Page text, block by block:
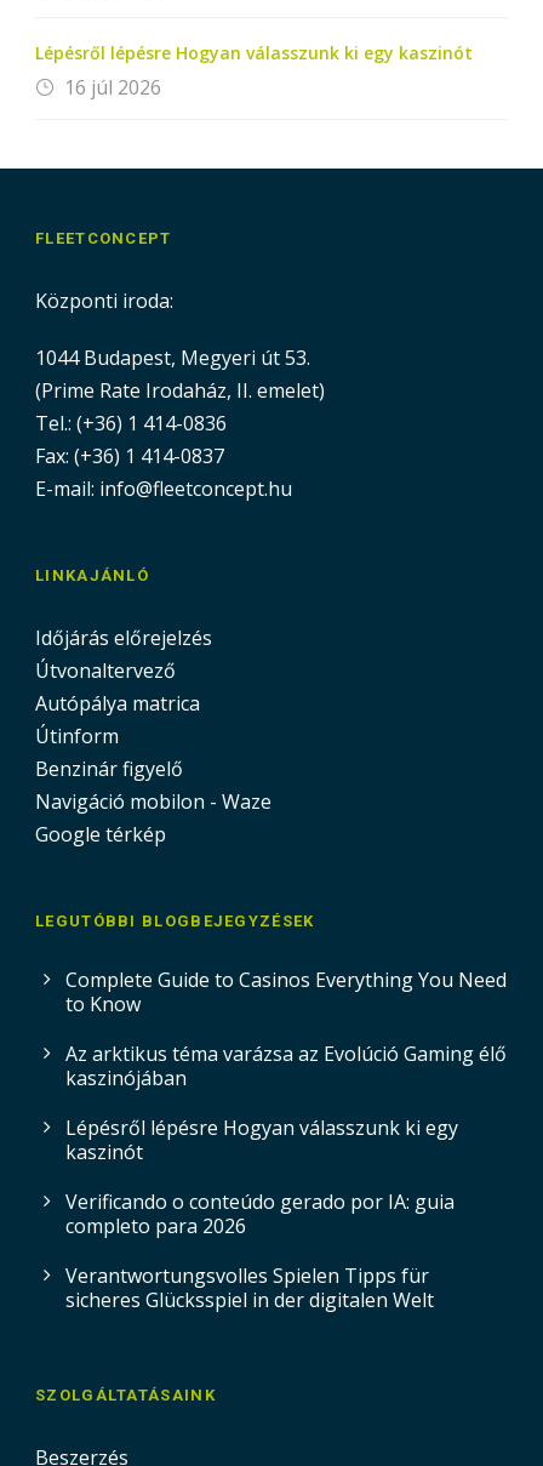
Lépésről lépésre Hogyan válasszunk ki egy kaszinót
16 júl 2026
FLEETCONCEPT
Központi iroda:
1044 Budapest, Megyeri út 53.
(Prime Rate Irodaház, II. emelet)
Tel.: (+36) 1 414-0836
Fax: (+36) 1 414-0837
E-mail: info@fleetconcept.hu
LINKAJÁNLÓ
Időjárás előrejelzés
Útvonaltervező
Autópálya matrica
Útinform
Benzinár figyelő
Navigáció mobilon - Waze
Google térkép
LEGUTÓBBI BLOGBEJEGYZÉSEK
Complete Guide to Casinos Everything You Need
to Know
Az arktikus téma varázsa az Evolúció Gaming élő
kaszinójában
Lépésről lépésre Hogyan válasszunk ki egy
kaszinót
Verificando o conteúdo gerado por IA: guia
completo para 2026
Verantwortungsvolles Spielen Tipps für
sicheres Glücksspiel in der digitalen Welt
SZOLGÁLTATÁSAINK
Beszerzés